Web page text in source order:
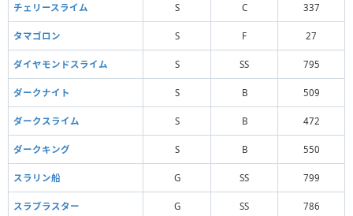
チェリースライム S C 337
タマゴロン S F 27
ダイヤモンドスライム S SS 795
ダークナイト S B 509
ダークスライム S B 472
ダークキング S B 550
スラリン船 G SS 799
スラブラスター G SS 786